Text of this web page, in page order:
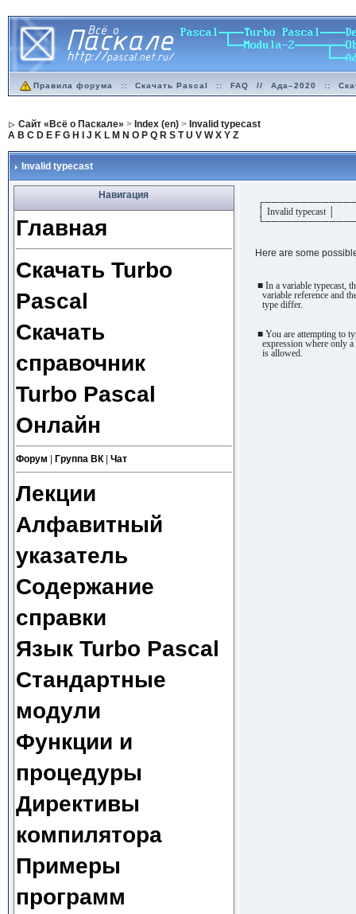
Правила форума :: Скачать Pascal :: FAQ // Ада–2020 ::
Сайт «Всё о Паскале» > Index (en)> Invalid typecast
A B C D E F G H J K L M N O P Q R S T U V W X Y Z
Invalid typecast
Навигация
Главная
Скачать Turbo
Pascal
Скачать
справочник
Turbo Pascal
Онлайн
Форум Группа ВК| Чат
Лекции
Алфавитный
указатель
Содержание
справки
Язык Turbo Pascal
Стандартные
модули
Функции и
процедуры
Директивы
компилятора
Примеры
программ
│ Invalid typecast │
Here are some
■ In a variable typecast,
variable reference and
type differ.
■ You are attempting to
expression where only a
is allowed.